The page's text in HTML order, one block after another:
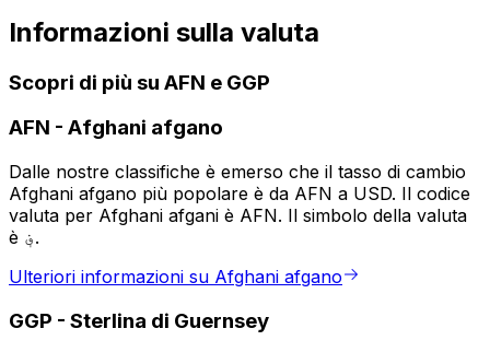
Informazioni sulla valuta
Scopri di più su AFN e GGP
AFN - Afghani afgano
Dalle nostre classifiche è emerso che il tasso di cambio
Afghani afgano più popolare è da AFN a USD. Il codice
valuta per Afghani afgani è AFN. Il simbolo della valuta
è ؋.
Ulteriori informazioni su Afghani afgano
GGP - Sterlina di Guernsey